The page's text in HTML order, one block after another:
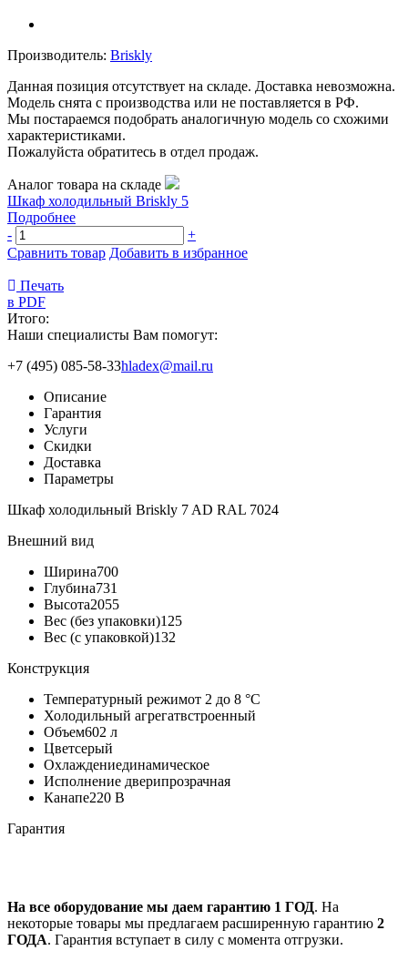
Производитель: Briskly
Данная позиция отсутствует на складе. Доставка невозможна.
Модель снята с производства или не поставляется в РФ.
Мы постараемся подобрать аналогичную модель со схожими
характеристиками.
Пожалуйста обратитесь в отдел продаж.
Аналог товара на складе
Шкаф холодильный Briskly 5
Подробнее
-
+
Сравнить товар Добавить в избранное
Печать
в PDF
Итого:
Наши специалисты Вам помогут:
+7 (495) 085-58-33hladex@mail.ru
Описание
Гарантия
Услуги
Скидки
Доставка
Параметры
Шкаф холодильный Briskly 7 AD RAL 7024
Внешний вид
Ширина700
Глубина731
Высота2055
Вес (без упаковки)125
Вес (с упаковкой)132
Конструкция
Температурный режимот 2 до 8 °C
Холодильный агрегатвстроенный
Объем602 л
Цветсерый
Охлаждениединамическое
Исполнение дверипрозрачная
Канапе220 В
Гарантия
На все оборудование мы даем гарантию 1 ГОД. На
некоторые товары мы предлагаем расширенную гарантию 2
ГОДА. Гарантия вступает в силу с момента отгрузки.